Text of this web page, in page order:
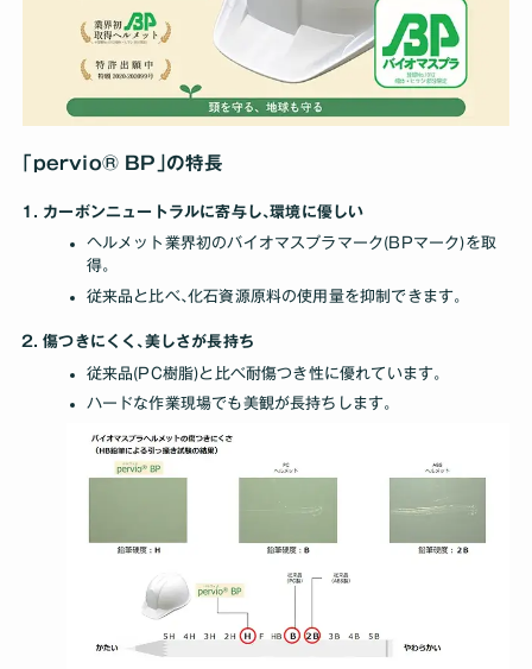
｢pervio® BP｣の特長
カーボンニュートラルに寄与し､環境に優しい
ヘルメット業界初のバイオマスプラマーク(BPマーク)を取
得｡
従来品と比べ､化石資源原料の使用量を抑制できます｡
傷つきにくく､美しさが長持ち
従来品(PC樹脂)と比べ耐傷つき性に優れています｡
ハードな作業現場でも美観が長持ちします｡